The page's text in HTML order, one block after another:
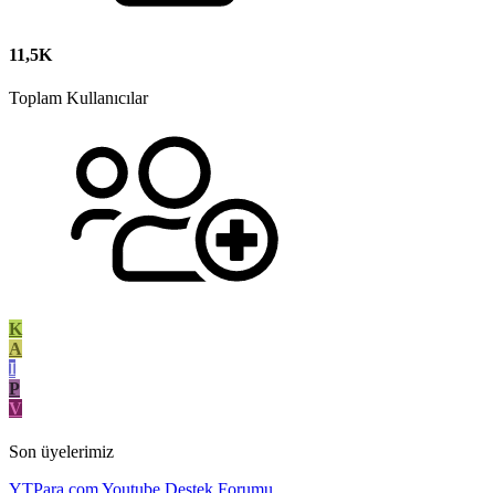
11,5K
Toplam Kullanıcılar
K
A
I
P
V
Son üyelerimiz